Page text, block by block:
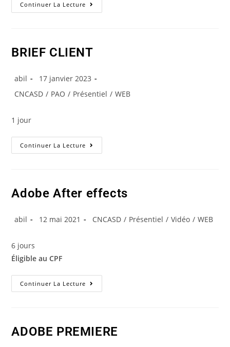
Continuer La Lecture
BRIEF CLIENT
abil
17 janvier 2023
CNCASD / PAO / Présentiel / WEB
1 jour
Continuer La Lecture
Adobe After effects
abil 12 mai 2021 CNCASD / Présentiel / Vidéo / WEB
6 jours
Éligible au CPF
Continuer La Lecture
ADOBE PREMIERE